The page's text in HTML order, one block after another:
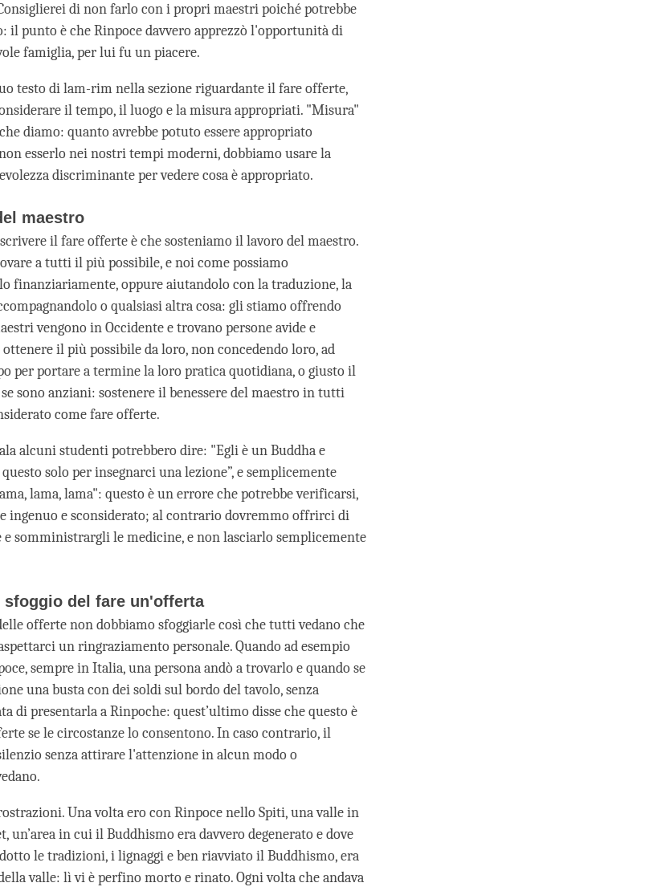
di non farlo con i propri maestri poiché potrebbe
il punto è che Rinpoce davvero apprezzò l'opportunità di
famiglia, per lui fu un piacere.
testo di lam-rim nella sezione riguardante il fare offerte,
il tempo, il luogo e la misura appropriati. "Misura"
diamo: quanto avrebbe potuto essere appropriato
esserlo nei nostri tempi moderni, dobbiamo usare la
discriminante per vedere cosa è appropriato.
maestro
il fare offerte è che sosteniamo il lavoro del maestro.
a tutti il più possibile, e noi come possiamo
finanziariamente, oppure aiutandolo con la traduzione, la
o qualsiasi altra cosa: gli stiamo offrendo
vengono in Occidente e trovano persone avide e
il più possibile da loro, non concedendo loro, ad
per portare a termine la loro pratica quotidiana, o giusto il
sono anziani: sostenere il benessere del maestro in tutti
come fare offerte.
alcuni studenti potrebbero dire: "Egli è un Buddha e
solo per insegnarci una lezione”, e semplicemente
lama, lama": questo è un errore che potrebbe verificarsi,
ingenuo e sconsiderato; al contrario dovremmo offrirci di
somministrargli le medicine, e non lasciarlo semplicemente
sfoggio del fare un'offerta
offerte non dobbiamo sfoggiarle così che tutti vedano che
un ringraziamento personale. Quando ad esempio
sempre in Italia, una persona andò a trovarlo e quando se
una busta con dei soldi sul bordo del tavolo, senza
di presentarla a Rinpoche: quest’ultimo disse che questo è
se le circostanze lo consentono. In caso contrario, il
senza attirare l'attenzione in alcun modo o
Una volta ero con Rinpoce nello Spiti, una valle in
un’area in cui il Buddhismo era davvero degenerato e dove
le tradizioni, i lignaggi e ben riavviato il Buddhismo, era
valle: lì vi è perfino morto e rinato. Ogni volta che andava